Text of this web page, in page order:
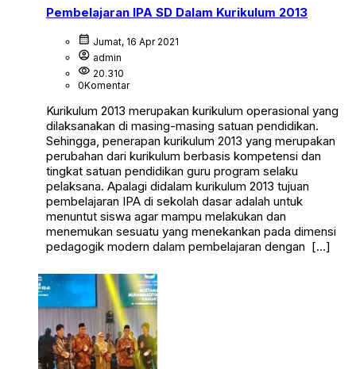
Pembelajaran IPA SD Dalam Kurikulum 2013
calendar_month Jumat, 16 Apr 2021
account_circle admin
visibility 20.310
0Komentar
Kurikulum 2013 merupakan kurikulum operasional yang
dilaksanakan di masing-masing satuan pendidikan.
Sehingga, penerapan kurikulum 2013 yang merupakan
perubahan dari kurikulum berbasis kompetensi dan
tingkat satuan pendidikan guru program selaku
pelaksana. Apalagi didalam kurikulum 2013 tujuan
pembelajaran IPA di sekolah dasar adalah untuk
menuntut siswa agar mampu melakukan dan
menemukan sesuatu yang menekankan pada dimensi
pedagogik modern dalam pembelajaran dengan […]